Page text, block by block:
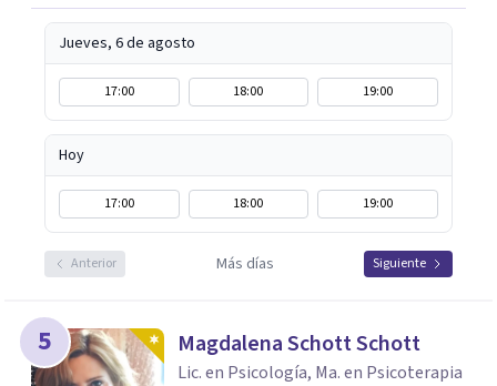
Atiendo de forma presencial en Monterrey y también
online. Si estás buscando apoyo, podés reservar tu
primera sesión directamente desde mi perfil
Jueves, 6 de agosto
17:00 18:00 19:00
Hoy
17:00 18:00 19:00
Anterior Más días Siguiente
5 Magdalena Schott Schott
Lic. en Psicología, Ma. en Psicoterapia